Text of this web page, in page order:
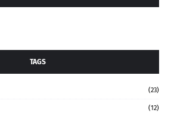
TAGS
(23)
(12)